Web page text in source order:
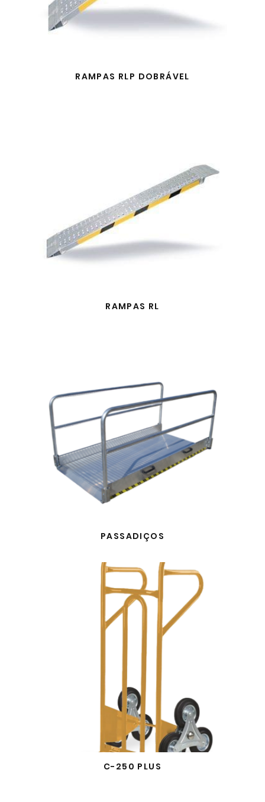
RAMPAS RLP DOBRÁVEL
RAMPAS RL
PASSADIÇOS
C-250 PLUS